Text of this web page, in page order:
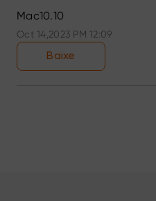
Mac10.10
Oct 14,2023 PM 12:09
Baixe